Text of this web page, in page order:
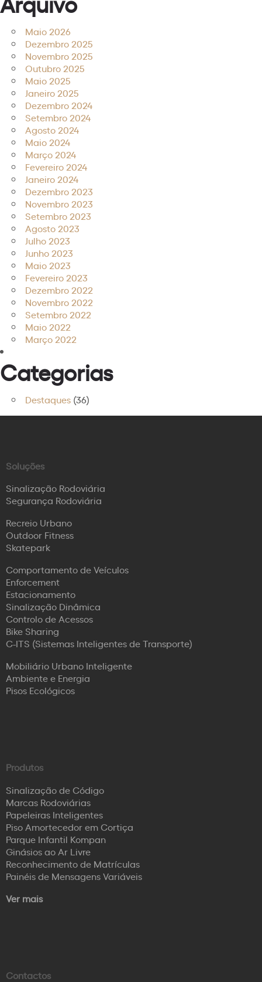
Maio 2026
Dezembro 2025
Novembro 2025
Outubro 2025
Maio 2025
Janeiro 2025
Dezembro 2024
Setembro 2024
Agosto 2024
Maio 2024
Março 2024
Fevereiro 2024
Janeiro 2024
Dezembro 2023
Novembro 2023
Setembro 2023
Agosto 2023
Julho 2023
Junho 2023
Maio 2023
Fevereiro 2023
Dezembro 2022
Novembro 2022
Setembro 2022
Maio 2022
Março 2022
Categorias
Destaques (36)
Soluções
Sinalização Rodoviária
Segurança Rodoviária
Recreio Urbano
Outdoor Fitness
Skatepark
Comportamento de Veículos
Enforcement
Estacionamento
Sinalização Dinâmica
Controlo de Acessos
Bike Sharing
C-ITS (Sistemas Inteligentes de Transporte)
Mobiliário Urbano Inteligente
Ambiente e Energia
Pisos Ecológicos
Produtos
Sinalização de Código
Marcas Rodoviárias
Papeleiras Inteligentes
Piso Amortecedor em Cortiça
Parque Infantil Kompan
Ginásios ao Ar Livre
Reconhecimento de Matrículas
Painéis de Mensagens Variáveis
Ver mais
Contactos